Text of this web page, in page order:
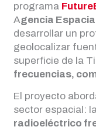
programa
Agencia
desarrollar un
geolocalizar
superficie de la
frecuencias,
El proyecto
sector espacial: la
radioeléctrico